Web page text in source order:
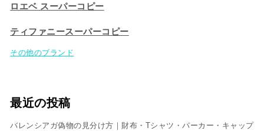
ロエベ スーパーコピー
ティファニースーパーコピー
その他のブランド
最近の投稿
バレンシアガ偽物の見分け方｜財布・Tシャツ・パーカー・キャップ